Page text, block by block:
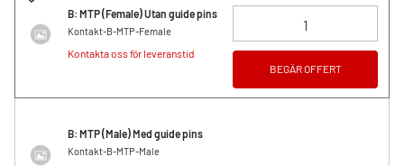
B: MTP (Female) Utan guide pins
Kontakt-B-MTP-Female
Kontakta oss för leveranstid
BEGÄR OFFERT
B: MTP (Male) Med guide pins
Kontakt-B-MTP-Male